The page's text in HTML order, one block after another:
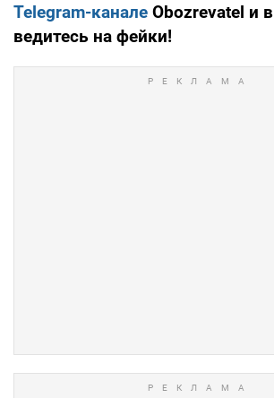
Telegram-канале Obozrevatel и в
ведитесь на фейки!